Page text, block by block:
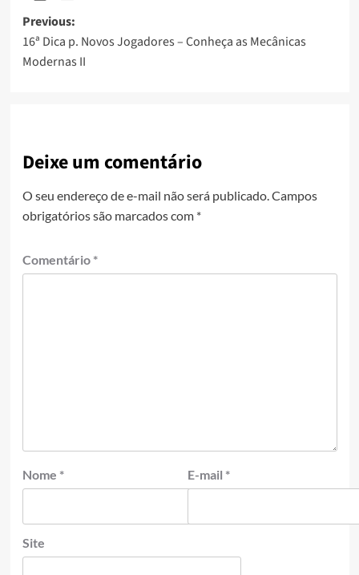
Previous:
16ª Dica p. Novos Jogadores – Conheça as Mecânicas
Modernas II
Deixe um comentário
O seu endereço de e-mail não será publicado. Campos
obrigatórios são marcados com *
Comentário *
Nome * E-mail *
Site